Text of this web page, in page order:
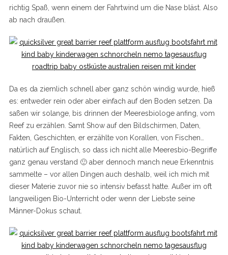
richtig Spaß, wenn einem der Fahrtwind um die Nase bläst. Also
ab nach draußen.
Da es da ziemlich schnell aber ganz schön windig wurde, hieß
es: entweder rein oder aber einfach auf den Boden setzen. Da
saßen wir solange, bis drinnen der Meeresbiologe anfing, vom
Reef zu erzählen. Samt Show auf den Bildschirmen, Daten,
Fakten, Geschichten, er erzählte von Korallen, von Fischen…
natürlich auf Englisch, so dass ich nicht alle Meeresbio-Begriffe
ganz genau verstand 🙂 aber dennoch manch neue Erkenntnis
sammelte – vor allen Dingen auch deshalb, weil ich mich mit
dieser Materie zuvor nie so intensiv befasst hatte. Außer im oft
langweiligen Bio-Unterricht oder wenn der Liebste seine
Männer-Dokus schaut.